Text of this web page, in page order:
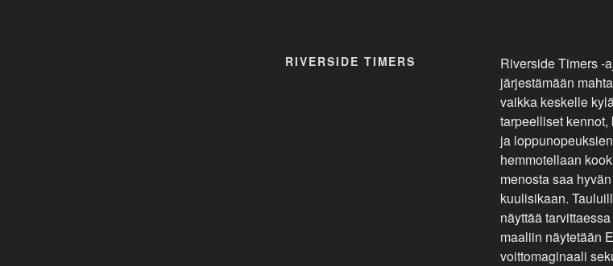
RIVERSIDE TIMERS
Riverside Timers -
järjestämään
vaikka keskelle
tarpeelliset kennot,
ja
hemmotellaan
menosta saa
kuulisikaan.
näyttää
maaliin näytetään
voittomaginaali